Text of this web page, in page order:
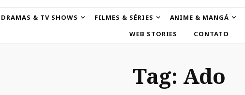
DRAMAS & TV SHOWS FILMES & SÉRIES ANIME & MANGÁ
WEB STORIES
CONTATO
Tag: Ado